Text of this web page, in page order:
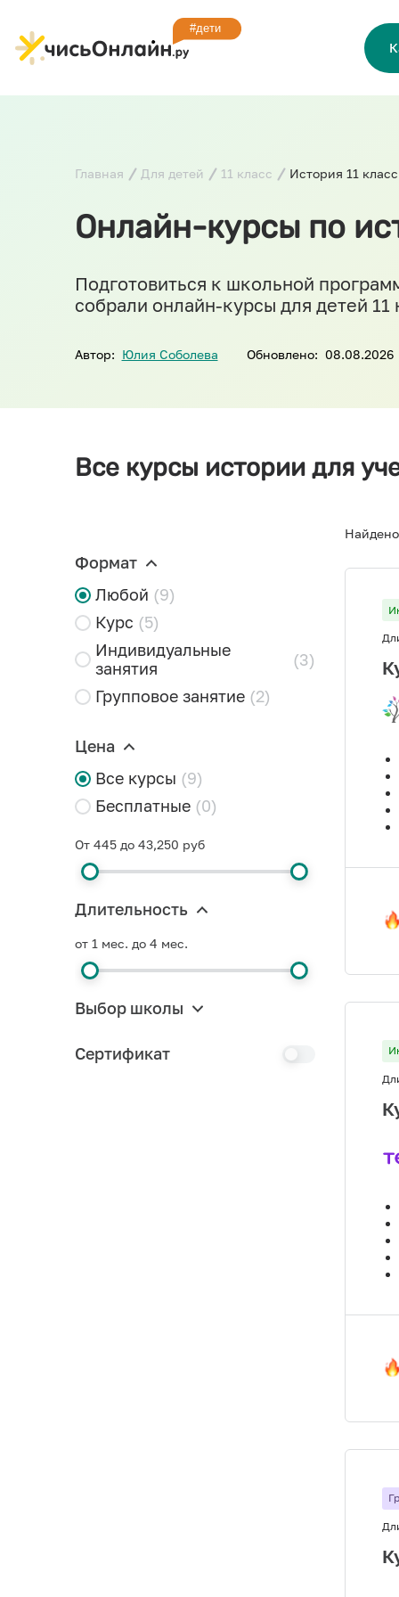
Главная Для детей 11 класс История 11 класс
Онлайн-курсы по
Подготовиться к школьной
собрали онлайн-курсы для детей
Автор: Юлия Соболева Обновлено: 08.08.2026
Все курсы истории для
Формат
Любой (9)
Курс (5)
Индивидуальные
занятия
(3)
Групповое занятие (2)
Цена
Все курсы (9)
Бесплатные (0)
От 445 до 43,250 руб
Длительность
от 1 мес. до 4 мес.
Выбор школы
Сертификат